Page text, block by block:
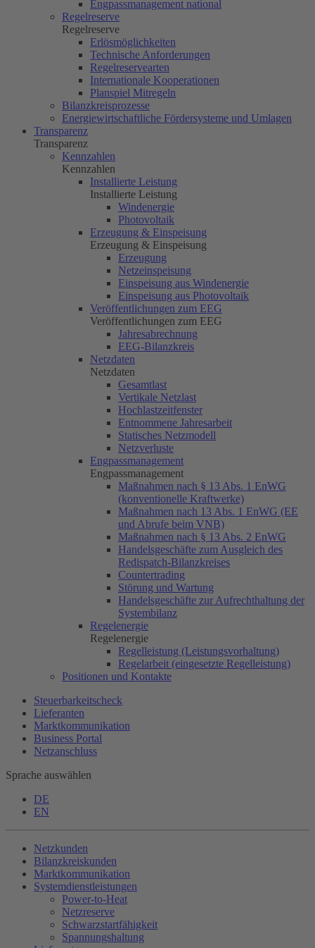
Engpassmanagement national
Regelreserve
Regelreserve
Erlösmöglichkeiten
Technische Anforderungen
Regelreservearten
Internationale Kooperationen
Planspiel Mitregeln
Bilanzkreisprozesse
Energiewirtschaftliche Fördersysteme und Umlagen
Transparenz
Transparenz
Kennzahlen
Kennzahlen
Installierte Leistung
Installierte Leistung
Windenergie
Photovoltaik
Erzeugung & Einspeisung
Erzeugung & Einspeisung
Erzeugung
Netzeinspeisung
Einspeisung aus Windenergie
Einspeisung aus Photovoltaik
Veröffentlichungen zum EEG
Veröffentlichungen zum EEG
Jahresabrechnung
EEG-Bilanzkreis
Netzdaten
Netzdaten
Gesamtlast
Vertikale Netzlast
Hochlastzeitfenster
Entnommene Jahresarbeit
Statisches Netzmodell
Netzverluste
Engpassmanagement
Engpassmanagement
Maßnahmen nach § 13 Abs. 1 EnWG
(konventionelle Kraftwerke)
Maßnahmen nach 13 Abs. 1 EnWG (EE
und Abrufe beim VNB)
Maßnahmen nach § 13 Abs. 2 EnWG
Handelsgeschäfte zum Ausgleich des
Redispatch-Bilanzkreises
Countertrading
Störung und Wartung
Handelsgeschäfte zur Aufrechthaltung der
Systembilanz
Regelenergie
Regelenergie
Regelleistung (Leistungsvorhaltung)
Regelarbeit (eingesetzte Regelleistung)
Positionen und Kontakte
Steuerbarkeitscheck
Lieferanten
Marktkommunikation
Business Portal
Netzanschluss
Sprache auswählen
DE
EN
Netzkunden
Bilanzkreiskunden
Marktkommunikation
Systemdienstleistungen
Power-to-Heat
Netzreserve
Schwarzstartfähigkeit
Spannungshaltung